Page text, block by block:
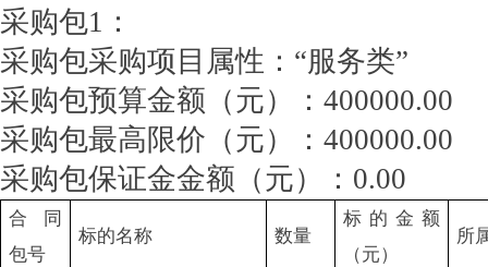
采购包1：
采购包采购项目属性：“服务类”
采购包预算金额（元）：400000.00
采购包最高限价（元）：400000.00
采购包保证金金额（元）：0.00
合同
包号
标的名称 数量
标的金额
（元）
所